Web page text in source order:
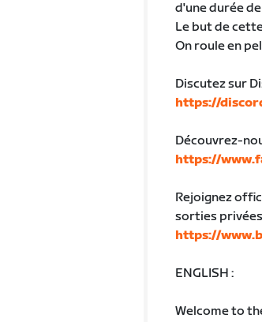
d'une durée
Le but de
On roule en
Discutez sur
https://
Découvrez-
https://
Rejoignez
sorties
https://
ENGLISH :
Welcome to